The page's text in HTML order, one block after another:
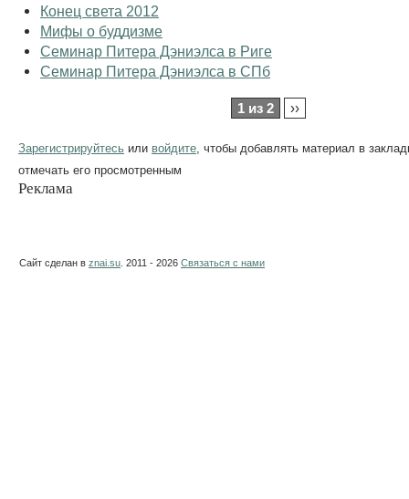
Конец света 2012
Мифы о буддизме
Семинар Питера Дэниэлса в Риге
Семинар Питера Дэниэлса в СПб
1 из 2 ››
Зарегистрируйтесь или войдите , чтобы добавлять материал в
отмечать его просмотренным
Реклама
Сайт сделан в znai.su . 2011 - 2026 Связаться с нами